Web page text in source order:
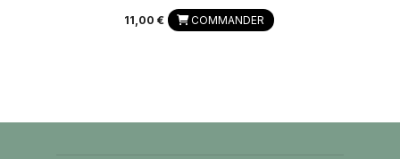
11,00 € COMMANDER